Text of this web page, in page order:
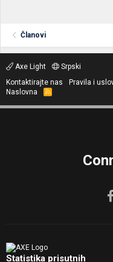
Članovi
Axe Light
Srpski
Kontaktirajte nas
Pravila i
Naslovna
R
S
Statistika prisutnih